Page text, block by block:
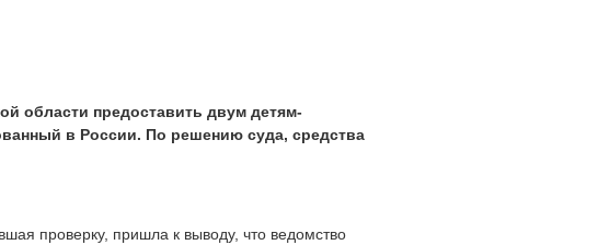
области предоставить двум детям-
в России. По решению суда, средства
проверку, пришла к выводу, что ведомство